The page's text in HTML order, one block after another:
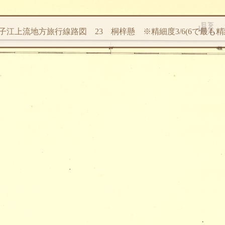
江上流地方旅行線路図 23 桐梓懸 ※精細度3/6(6で最も精